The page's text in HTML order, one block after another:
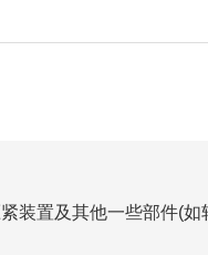
装置及其他一些部件(